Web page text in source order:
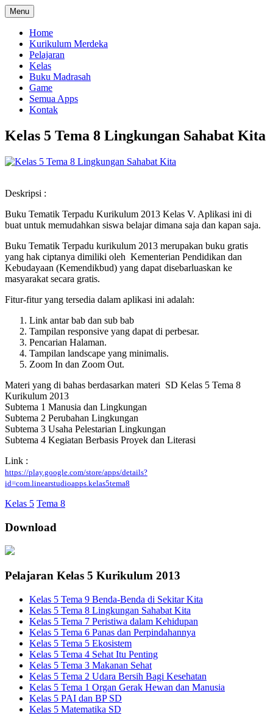
Menu
Home
Kurikulum Merdeka
Pelajaran
Kelas
Buku Madrasah
Game
Semua Apps
Kontak
Kelas 5 Tema 8 Lingkungan Sahabat Kita
Deskripsi :
Buku Tematik Terpadu Kurikulum 2013 Kelas V. Aplikasi ini di
buat untuk memudahkan siswa belajar dimana saja dan kapan saja.
Buku Tematik Terpadu kurikulum 2013 merupakan buku gratis
yang hak ciptanya dimiliki oleh Kementerian Pendidikan dan
Kebudayaan (Kemendikbud) yang dapat disebarluaskan ke
masyarakat secara gratis.
Fitur-fitur yang tersedia dalam aplikasi ini adalah:
Link antar bab dan sub bab
Tampilan responsive yang dapat di perbesar.
Pencarian Halaman.
Tampilan landscape yang minimalis.
Zoom In dan Zoom Out.
Materi yang di bahas berdasarkan materi SD Kelas 5 Tema 8
Kurikulum 2013
Subtema 1 Manusia dan Lingkungan
Subtema 2 Perubahan Lingkungan
Subtema 3 Usaha Pelestarian Lingkungan
Subtema 4 Kegiatan Berbasis Proyek dan Literasi
Link :
https://play.google.com/store/apps/details?
id=com.linearstudioapps.kelas5tema8
Kelas 5 Tema 8
Download
Pelajaran Kelas 5 Kurikulum 2013
Kelas 5 Tema 9 Benda-Benda di Sekitar Kita
Kelas 5 Tema 8 Lingkungan Sahabat Kita
Kelas 5 Tema 7 Peristiwa dalam Kehidupan
Kelas 5 Tema 6 Panas dan Perpindahannya
Kelas 5 Tema 5 Ekosistem
Kelas 5 Tema 4 Sehat Itu Penting
Kelas 5 Tema 3 Makanan Sehat
Kelas 5 Tema 2 Udara Bersih Bagi Kesehatan
Kelas 5 Tema 1 Organ Gerak Hewan dan Manusia
Kelas 5 PAI dan BP SD
Kelas 5 Matematika SD